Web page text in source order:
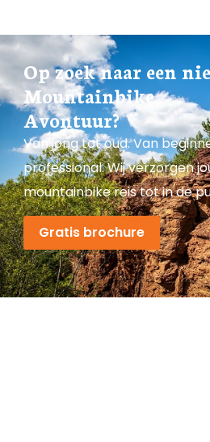
Op zoek naar een
Mountainbike
Avontuur?
Van jong tot oud. Van
professional. Wij verzorgen
mountainbike reis tot in de
Gratis brochure